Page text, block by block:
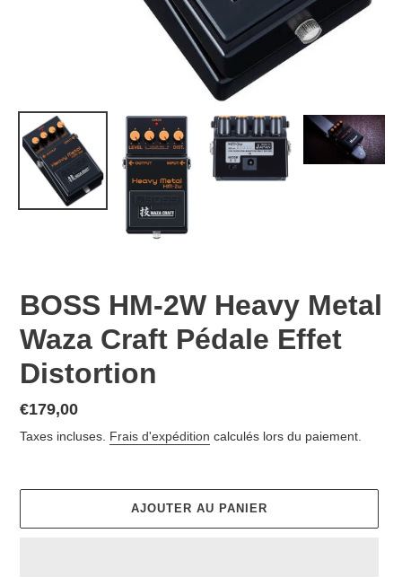
BOSS HM-2W Heavy Metal
Waza Craft Pédale Effet
Distortion
Prix
normal
€179,00
Taxes incluses. Frais d'expédition calculés lors du paiement.
AJOUTER AU PANIER